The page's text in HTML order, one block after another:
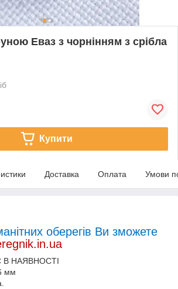
Еваз з чорнінням з срібла
Купити
Доставка Оплата Умови
оберегів Ви зможете
В НАЯВНОСТІ
мм